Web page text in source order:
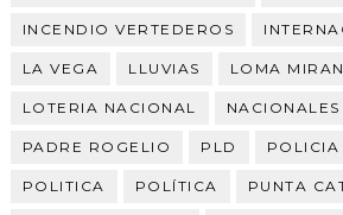
INCENDIO VERTEDEROS
LA VEGA LLUVIAS LOMA
LOTERIA NACIONAL NACIONALES
PADRE ROGELIO PLD
POLITICA POLÍTICA PUNTA